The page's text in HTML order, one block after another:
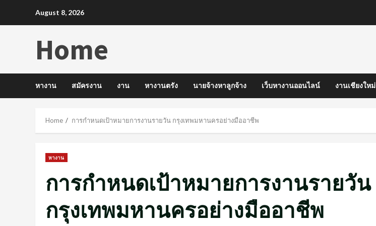
August 8, 2026
Home
หางาน สมัครงาน งาน หางานตรัง นายจ้างหาลูกจ้าง เว็บหางานออนไลน์ งานเชียงใหม่
Home การกำหนดเป้าหมายการงานรายวัน กรุงเทพมหานครอย่างมืออาชีพ
หางาน
การกำหนดเป้าหมายการงานรายวัน
กรุงเทพมหานครอย่างมืออาชีพ